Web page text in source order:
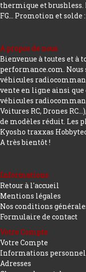
thermique et brushless.
FG... Promotion et solde :
A propos de nous
Bienvenue à toutes et à
performance.com.
véhicules
vente en ligne ainsi que
véhicules
Voitures RC, Drones
de modèles réduit. Les
Kyosho traxxas
A très bientôt !
Informations
Retour à l'accueil
Mentions légales
Nos conditions
Formulaire de contact
Votre Compte
Votre Compte
Informations
Adresses